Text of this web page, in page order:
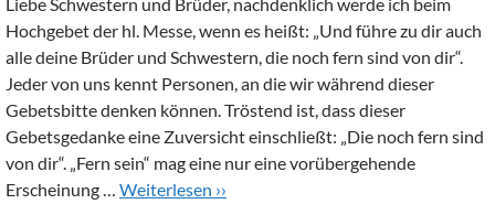
Hochgebet der hl. Messe, wenn es heißt: „Und führe zu dir auch
alle deine Brüder und Schwestern, die noch fern sind von dir“.
Jeder von uns kennt Personen, an die wir während dieser
Gebetsbitte denken können. Tröstend ist, dass dieser
Gebetsgedanke eine Zuversicht einschließt: „Die noch fern sind
von dir“. „Fern sein“ mag eine nur eine vorübergehende
Erscheinung … Weiterlesen ››